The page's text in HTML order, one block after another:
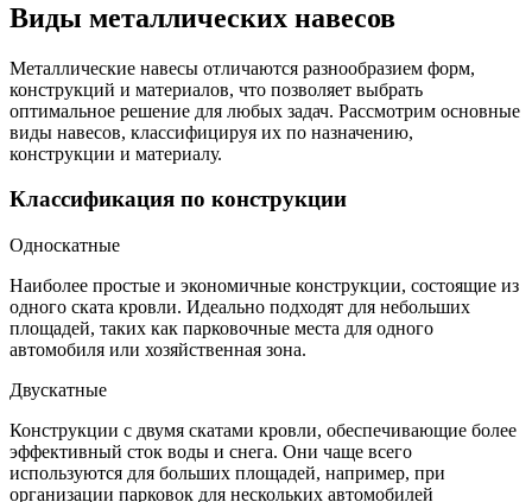
Виды металлических навесов
Металлические навесы отличаются разнообразием форм,
конструкций и материалов, что позволяет выбрать
оптимальное решение для любых задач. Рассмотрим основные
виды навесов, классифицируя их по назначению,
конструкции и материалу.
Классификация по конструкции
Односкатные
Наиболее простые и экономичные конструкции, состоящие из
одного ската кровли. Идеально подходят для небольших
площадей, таких как парковочные места для одного
автомобиля или хозяйственная зона.
Двускатные
Конструкции с двумя скатами кровли, обеспечивающие более
эффективный сток воды и снега. Они чаще всего
используются для больших площадей, например, при
организации парковок для нескольких автомобилей